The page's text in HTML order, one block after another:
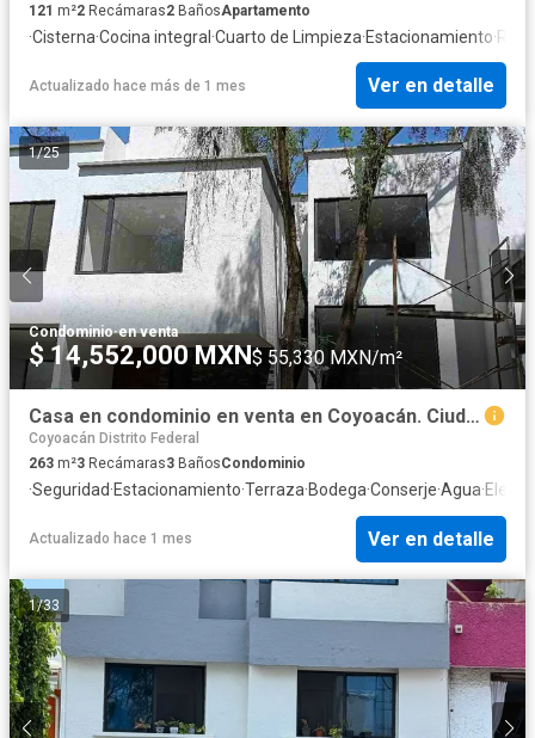
121 m²2 Recámaras2 BañosApartamento
·Cisterna·Cocina integral ·Cuarto de Limpieza·Estacionamiento·
Actualizado hace más de 1 mes Ver en detalle
1/25
Condominio·en venta
$ 14,552,000 MXN$ 55,330 MXN/m²
Casa en condominio en venta en Coyoacán. Ciudad de México
Coyoacán Distrito Federal
263 m²3 Recámaras3 BañosCondominio
·Seguridad·Estacionamiento·Terraza·Bodega·Conserje·Agua·
Actualizado hace 1 mes Ver en detalle
1/33